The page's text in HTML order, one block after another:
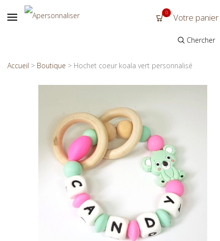
0 Votre panier
Chercher
Accueil > Boutique > Hochet coeur koala vert personnalisé